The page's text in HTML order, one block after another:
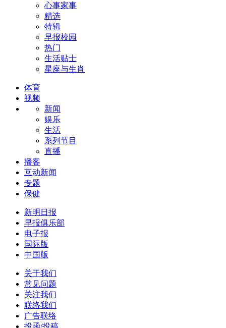
心事家事
精选
特辑
早报校园
热门
生活贴士
星座与生肖
体育
视频
新闻
娱乐
生活
系列节目
直播
播客
互动新闻
专题
保健
新明日报
早报俱乐部
电子报
国际版
中国版
关于我们
常见问题
关注我们
联络我们
广告联络
投函/投稿